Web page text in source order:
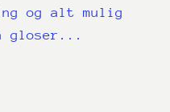
og alt mulig
gloser...